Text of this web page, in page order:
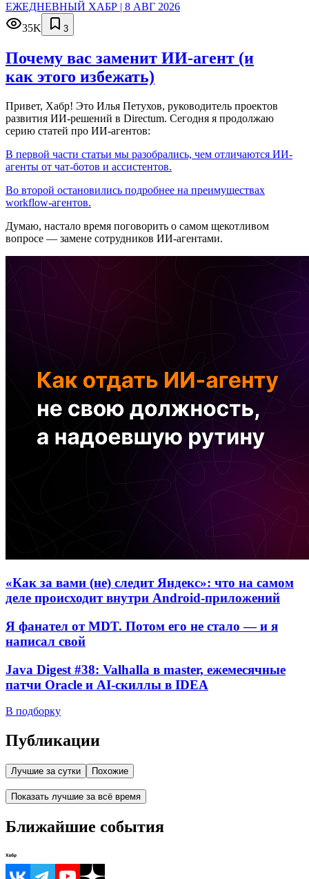
ЕЖЕДНЕВНЫЙ ХАБР | 8 АВГ 2026
35K
3
Почему вас заменит ИИ‑агент (и
как этого избежать)
Привет, Хабр! Это Илья Петухов, руководитель проектов
развития ИИ-решений в Directum. Сегодня я продолжаю
серию статей про ИИ-агентов:
В первой части статьи мы разобрались, чем отличаются ИИ-
агенты от чат-ботов и ассистентов.
Во второй остановились подробнее на преимуществах
workflow-агентов.
Думаю, настало время поговорить о самом щекотливом
вопросе — замене сотрудников ИИ-агентами.
«Как за вами (не) следит Яндекс»: что на самом
деле происходит внутри Android-приложений
Я фанател от MDT. Потом его не стало — и я
написал свой
Java Digest #38: Valhalla в master, ежемесячные
патчи Oracle и AI-скиллы в IDEA
В подборку
Публикации
Лучшие за сутки Похожие
Показать лучшие за всё время
Ближайшие события